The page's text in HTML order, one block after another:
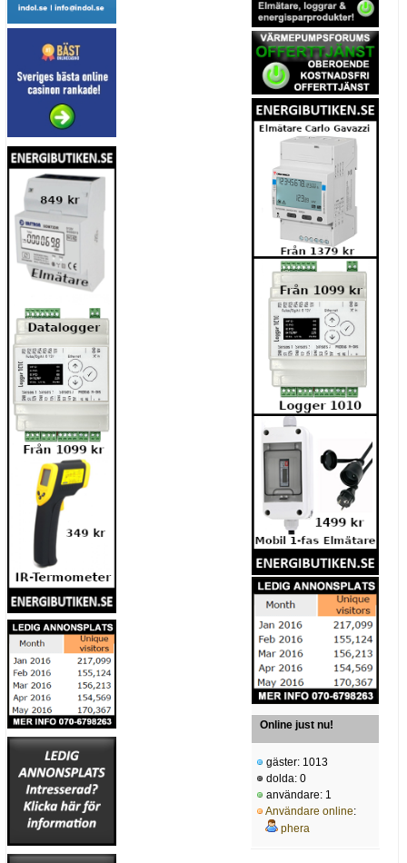
Online just nu!
gäster: 1013
dolda: 0
användare: 1
Användare online:
phera